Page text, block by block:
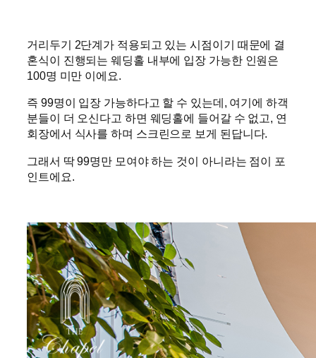
거리두기 2단계가 적용되고 있는 시점이기 때문에 결
혼식이 진행되는 웨딩홀 내부에 입장 가능한 인원은
100명 미만 이에요.
즉 99명이 입장 가능하다고 할 수 있는데, 여기에 하객
분들이 더 오신다고 하면 웨딩홀에 들어갈 수 없고, 연
회장에서 식사를 하며 스크린으로 보게 된답니다.
그래서 딱 99명만 모여야 하는 것이 아니라는 점이 포
인트에요.